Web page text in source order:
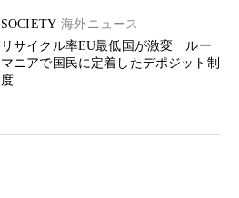
SOCIETY 海外ニュース
リサイクル率EU最低国が激変 ルー
マニアで国民に定着したデポジット制
度